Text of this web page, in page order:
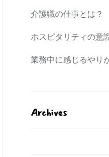
介護職の仕事とは？
ホスピタリティの意
業務中に感じるやり
Archives